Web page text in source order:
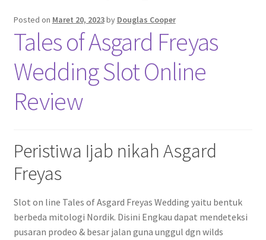
Posted on Maret 20, 2023by Douglas Cooper
Tales of Asgard Freyas
Wedding Slot Online
Review
Peristiwa Ijab nikah Asgard
Freyas
Slot on line Tales of Asgard Freyas Wedding yaitu bentuk
berbeda mitologi Nordik. Disini Engkau dapat mendeteksi
pusaran prodeo & besar jalan guna unggul dgn wilds